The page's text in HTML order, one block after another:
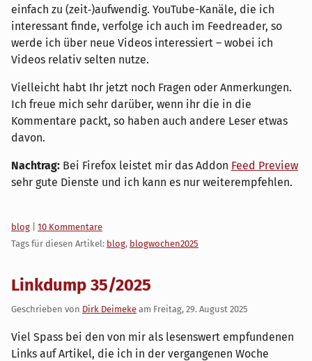
einfach zu (zeit‑)aufwendig. YouTube-Kanäle, die ich
interessant finde, verfolge ich auch im Feedreader, so
werde ich über neue Videos interessiert – wobei ich
Videos relativ selten nutze.
Vielleicht habt Ihr jetzt noch Fragen oder Anmerkungen.
Ich freue mich sehr darüber, wenn ihr die in die
Kommentare packt, so haben auch andere Leser etwas
davon.
Nachtrag: Bei Firefox leistet mir das Addon Feed Preview
sehr gute Dienste und ich kann es nur weiterempfehlen.
Kategorien:
blog
10 Kommentare
Tags für diesen Artikel: blog, blogwochen2025
Linkdump 35/2025
Geschrieben von Dirk Deimeke am Freitag, 29. August 2025
Viel Spass bei den von mir als lesenswert empfundenen
Links auf Artikel, die ich in der vergangenen Woche